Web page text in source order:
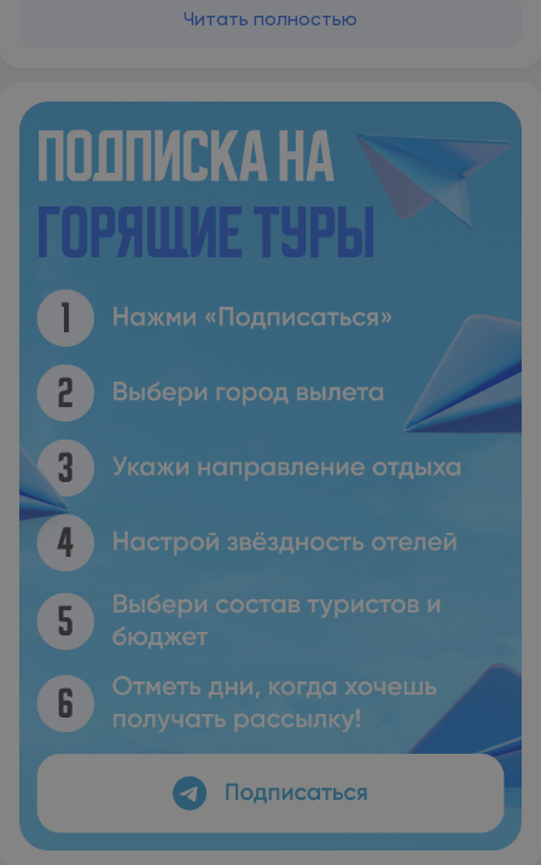
ванной комнатой. На территории работает ресторан, где
письменный стол и собственная ванная комната, а также
предоставляются постельное белье и полотенца. Гостям
Hotel Cosmos предлагается континентальный завтрак.
Сотрудники стойки регистрации, говорящие на
болгарском, на английском и на русском, всегда готовы
помочь гостям. Hotel Cosmos располагается в 7,6 км и 23 км
соответственно от таких достопримечательностей, как
Читать полностью